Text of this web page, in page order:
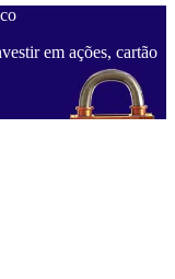
em ações, cartão